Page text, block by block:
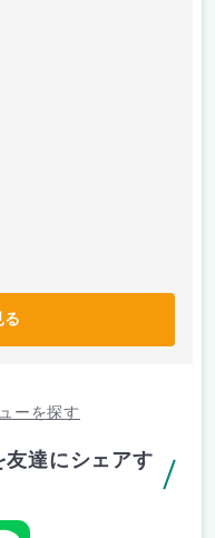
る
ーを探す
友達にシェアす